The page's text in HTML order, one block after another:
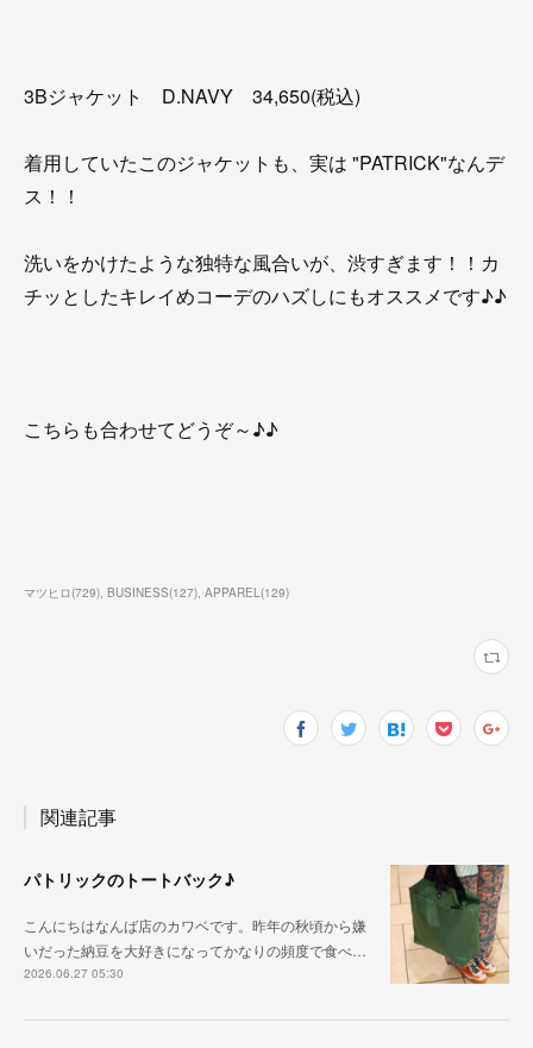
3Bジャケット D.NAVY 34,650(税込)
着用していたこのジャケットも、実は "PATRICK"なんデ
ス！！
洗いをかけたような独特な風合いが、渋すぎます！！カ
チッとしたキレイめコーデのハズしにもオススメです♪♪
こちらも合わせてどうぞ～♪♪
マツヒロ(729) BUSINESS(127) APPAREL(129)
関連記事
パトリックのトートバック♪
こんにちはなんば店のカワベです。昨年の秋頃から嫌
いだった納豆を大好きになってかなりの頻度で食べ…
2026.06.27 05:30